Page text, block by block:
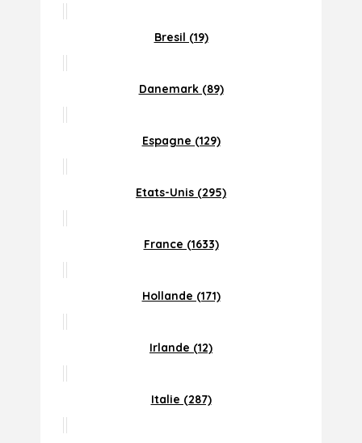
Bresil (19)
Danemark (89)
Espagne (129)
Etats-Unis (295)
France (1633)
Hollande (171)
Irlande (12)
Italie (287)